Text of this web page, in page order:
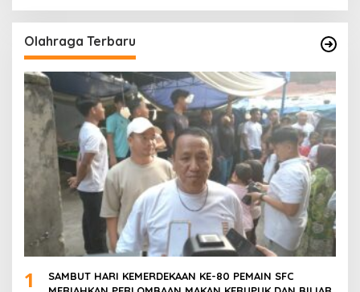
Olahraga Terbaru
1
SAMBUT HARI KEMERDEKAAN KE-80 PEMAIN SFC